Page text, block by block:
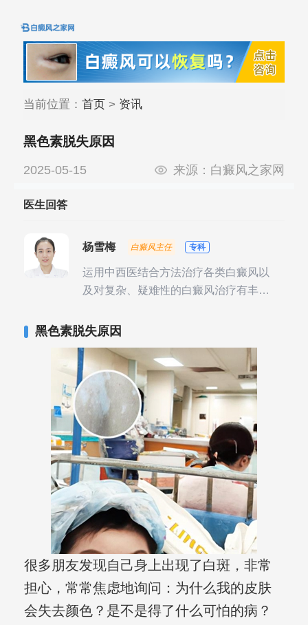
当前位置： 首页> 资讯
黑色素脱失原因
2025-05-15 来源： 白癜风之家网
医生回答
杨雪梅 白癜风主任 专科
运用中西医结合方法治疗各类白癜风以
及对复杂、疑难性的白癜风治疗有丰富
合巩固用药的调理，并对白癜风患者的
导，全方位帮助患者康复。
黑色素脱失原因
很多朋友发现自己身上出现了白斑，非常
担心，常常焦虑地询问：为什么我的皮肤
会失去颜色？是不是得了什么可怕的病？